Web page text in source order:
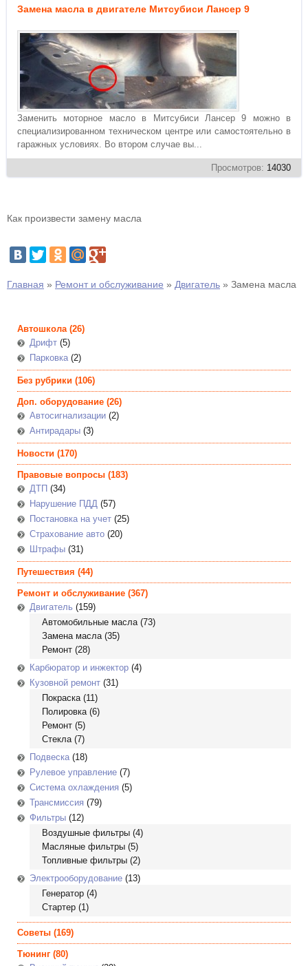
Замена масла в двигателе Митсубиси Лансер 9
Заменить моторное масло в Митсубиси Лансер 9 можно в
специализированном техническом центре или самостоятельно в
гаражных условиях. Во втором случае вы...
Просмотров: 14030
Как произвести замену масла
Главная » Ремонт и обслуживание » Двигатель » Замена масла
Автошкола(26)
Дрифт (5)
Парковка(2)
Без рубрики (106)
Доп. оборудование (26)
Автосигнализации (2)
Антирадары (3)
Новости (170)
Правовые вопросы (183)
ДТП (34)
Нарушение ПДД (57)
Постановка на учет (25)
Страхование авто (20)
Штрафы (31)
Путешествия (44)
Ремонт и обслуживание (367)
Двигатель (159)
Автомобильные масла(73)
Замена масла (35)
Ремонт (28)
Карбюратор и инжектор (4)
Кузовной ремонт (31)
Покраска(11)
Полировка(6)
Ремонт (5)
Стекла(7)
Подвеска(18)
Рулевое управление (7)
Система охлаждения (5)
Трансмиссия (79)
Фильтры (12)
Воздушные фильтры (4)
Масляные фильтры (5)
Топливные фильтры (2)
Электрооборудование (13)
Генератор (4)
Стартер (1)
Советы (169)
Тюнинг (80)